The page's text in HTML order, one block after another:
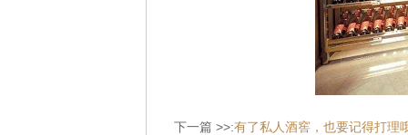
下一篇 >>:有了私人酒窖，也要记得打理